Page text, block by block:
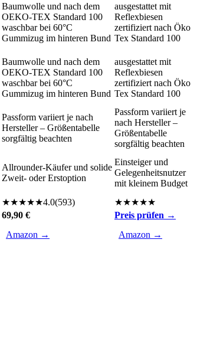
Baumwolle und nach dem
OEKO-TEX Standard 100
waschbar bei 60°C
Gummizug im hinteren Bund
ausgestattet mit
Reflexbiesen
zertifiziert nach Öko
Tex Standard 100
Baumwolle und nach dem
OEKO-TEX Standard 100
waschbar bei 60°C
Gummizug im hinteren Bund
ausgestattet mit
Reflexbiesen
zertifiziert nach Öko
Tex Standard 100
Passform variiert je nach
Hersteller – Größentabelle
sorgfältig beachten
Passform variiert je
nach Hersteller –
Größentabelle
sorgfältig beachten
Allrounder-Käufer und solide
Zweit- oder Erstoption
Einsteiger und
Gelegenheitsnutzer
mit kleinem Budget
★★★★★4.0(593) ★★★★★
69,90 €
Preis prüfen →
Amazon → Amazon →